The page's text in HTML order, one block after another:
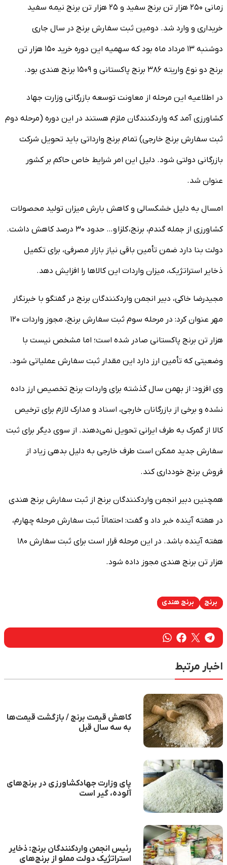
زمانی ۲۵۰ هزار تن برنج سفید و ۲۵ هزار تن برنج نیمه سفید
خریداری و وارد شد. دومین ثبت سفارش برنج در سال جاری
دوشنبه ۱۳ مرداد ماه بود که سهمیه این دوره خرید ۱۵۰ هزار تن
برنج دو نوع واریته ۳۸۶ برنج پاکستانی و ۱۵۰۹ برنج هندی بود.
در اطلاعیه این مرحله از معاونت توسعه بازرگانی وزارت جهاد
کشاورزی آمد که واردکنندگان ملزم هستند در این دوره (مرحله دوم
ثبت سفارش برنج خارجی) تمام برنج وارداتی باید تحویل شرکت
بازرگانی دولتی شود. دلیل این امر شرایط خاص حاکم بر کشور
عنوان شد.
امسال به دلیل خشکسالی و کاهش بارش میزان تولید محصولات
کشاورزی از جمله گندم، برنج، کلزا و… حدود ۳۰ درصد کاهش داشت.
دولت بنا دارد ضمن تأمین باقی نیاز بازار مصرفی، برای تکمیل
ذخایر استراتژیک، میزان واردات این کالاها را افزایش دهد.
مجیدرضا خاکی، دبیر انجمن واردکنندگان برنج در گفتگو با خبرنگار
مهر عنوان کرد: در مرحله سوم ثبت سفارش برنج، مجوز واردات ۱۲۰
هزار تن برنج پاکستانی صادر شده است؛ اما مشخص نیست با
وضعیتی که تأمین ارز دارد این مقدار ثبت سفارش عملیاتی شود.
وی افزود: از بهمن سال گذشته برای واردات برنج تخصیص ارز داده
نشده و برخی از بازرگانان خارجی، اسناد و مدارک لازم برای ترخیص
کالا از گمرک به طرف ایرانی تحویل نمی‌دهند. از سوی دیگر برای ثبت
سفارش جدید ممکن است طرف خارجی به دلیل بدهی زیاد از
فروش برنج خودداری کند.
همچنین دبیر انجمن واردکنندگان برنج از ثبت سفارش برنج هندی
در هفته آینده خبر داد و گفت: احتمالاً ثبت سفارش مرحله چهارم،
هفته آینده باشد. در این مرحله قرار است برای ثبت سفارش ۱۸۰
هزار تن برنج هندی مجوز داده شود.
برنج برنج هندی
اخبار مرتبط
کاهش قیمت برنج / بازگشت قیمت‌ها
به سه سال قبل
پای وزارت جهادکشاورزی در برنج‌های
آلوده، گیر است
رئیس انجمن واردکنندگان برنج: ذخایر
استراتژیک دولت مملو از برنج‌های